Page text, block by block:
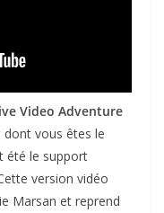
Video Adventure
dont vous êtes le
été le support
version vidéo
Marsan et reprend